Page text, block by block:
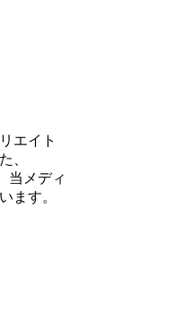
エイト
、
当メディ
ます。